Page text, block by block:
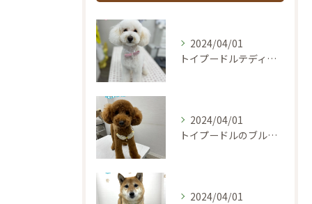
2024/04/01
トイプードルテディカット
2024/04/01
トイプードルのブルマカットなら京都山科Bowwow
2024/04/01